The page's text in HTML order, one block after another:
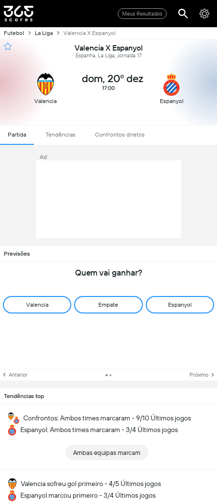
Meus Resultados
Futebol La Liga Valencia X Espanyol
Valencia X Espanyol
Espanha, La Liga, Jornada 17
Valencia
dom, 20º dez
17:00
Espanyol
Partida Tendências Confrontos diretos
Ad
Previsões
Quem vai ganhar?
Valencia Empate Espanyol
Anterior Próximo
Tendências top
Confrontos: Ambos times marcaram - 9/10 Últimos jogos
Espanyol: Ambos times marcaram - 3/4 Últimos jogos
Ambas equipas marcam
Valencia sofreu gol primeiro - 4/5 Últimos jogos
Espanyol marcou primeiro - 3/4 Últimos jogos